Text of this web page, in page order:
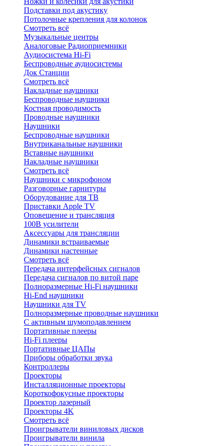
Подставки под акустику
Потолочные крепления для колонок
Смотреть всё
Музыкальные центры
Аналоговые Радиоприемники
Аудиосистема Hi-Fi
Беспроводные аудиосистемы
Док Станции
Смотреть всё
Накладные наушники
Беспроводные наушники
Костная проводимость
Проводные наушники
Наушники
Беспроводные наушники
Внутриканальные наушники
Вставные наушники
Накладные наушники
Смотреть всё
Наушники с микрофоном
Разговорные гарнитуры
Оборудование для ТВ
Приставки Apple TV
Оповещение и трансляция
100В усилители
Аксессуары для трансляции
Динамики встраиваемые
Динамики настенные
Смотреть всё
Передача интерфейсных сигналов
Передача сигналов по витой паре
Полноразмерные Hi-Fi наушники
Hi-End наушники
Наушники для TV
Полноразмерные проводные наушники
С активным шумоподавлением
Портативные плееры
Hi-Fi плееры
Портативные ЦАПы
Приборы обработки звука
Контроллеры
Проекторы
Инсталляционные проекторы
Короткофокусные проекторы
Проектор лазерный
Проекторы 4K
Смотреть всё
Проигрыватели виниловых дисков
Проигрыватели винила